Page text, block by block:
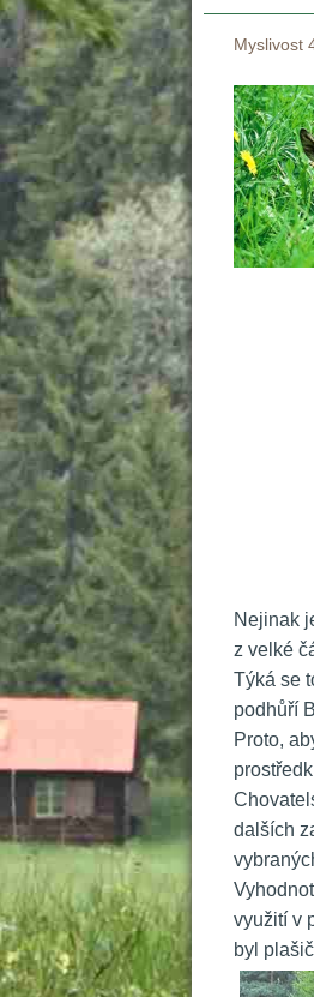
Myslivost
Nejinak
z velké
Týká se
podhůří
Proto,
dalších
využití v
byl